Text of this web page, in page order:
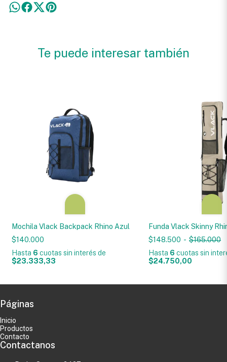
Te puede interesar también
Mochila Vlack Backpack Rhino Azul
$140.000
Hasta 6 cuotas sin interés de
$23.333,33
Funda Vlack Skinny
$148.500 - $165.000
Hasta 6 cuotas sin
$24.750,00
Páginas
Inicio
Productos
Contacto
Contactanos